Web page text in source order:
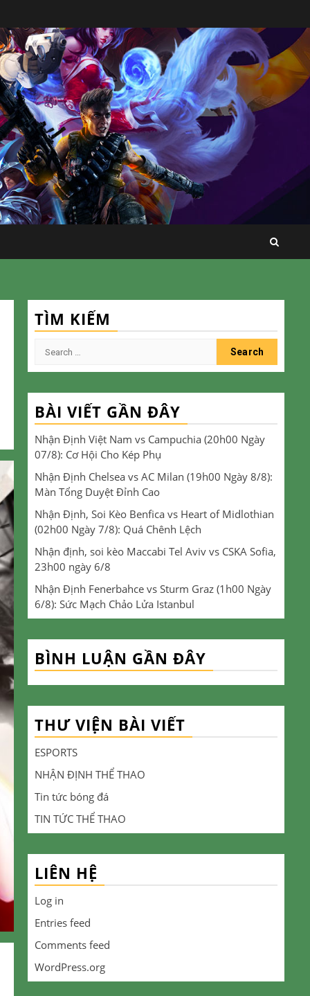
TÌM KIẾM
Search
BÀI VIẾT GẦN ĐÂY
Nhận Định Việt Nam vs Campuchia (20h00 Ngày
07/8): Cơ Hội Cho Kép Phụ
Nhận Định Chelsea vs AC Milan (19h00 Ngày 8/8):
Màn Tổng Duyệt Đỉnh Cao
Nhận Định, Soi Kèo Benfica vs Heart of Midlothian
(02h00 Ngày 7/8): Quá Chênh Lệch
Nhận định, soi kèo Maccabi Tel Aviv vs CSKA Sofia,
23h00 ngày 6/8
Nhận Định Fenerbahce vs Sturm Graz (1h00 Ngày
6/8): Sức Mạch Chảo Lửa Istanbul
BÌNH LUẬN GẦN ĐÂY
THƯ VIỆN BÀI VIẾT
ESPORTS
NHẬN ĐỊNH THỂ THAO
Tin tức bóng đá
TIN TỨC THỂ THAO
LIÊN HỆ
Log in
Entries feed
Comments feed
WordPress.org